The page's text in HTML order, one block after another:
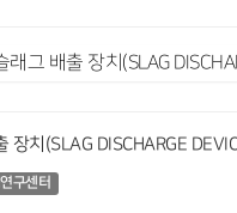
장치(SLAG DISCHARGE
구센터